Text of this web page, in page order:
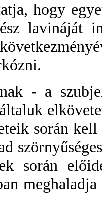
hogy
lavináját
- a
során
során